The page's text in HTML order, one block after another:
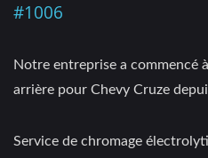
#1006
Notre entreprise a commencé
arrière pour Chevy Cruze
Service de chromage